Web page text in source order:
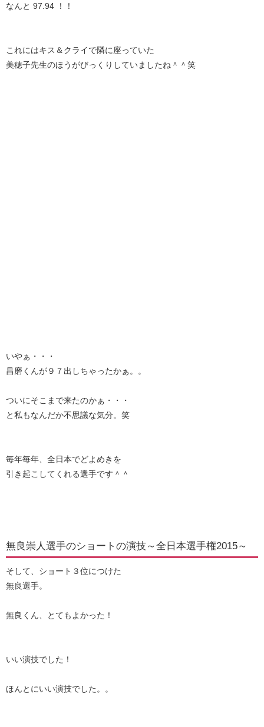
なんと 97.94 ！！
これにはキス＆クライで隣に座っていた
美穂子先生のほうがびっくりしていましたね＾＾笑
いやぁ・・・
昌磨くんが９７出しちゃったかぁ。。
ついにそこまで来たのかぁ・・・
と私もなんだか不思議な気分。笑
毎年毎年、全日本でどよめきを
引き起こしてくれる選手です＾＾
無良崇人選手のショートの演技～全日本選手権2015～
そして、ショート３位につけた
無良選手。
無良くん、とてもよかった！
いい演技でした！
ほんとにいい演技でした。。